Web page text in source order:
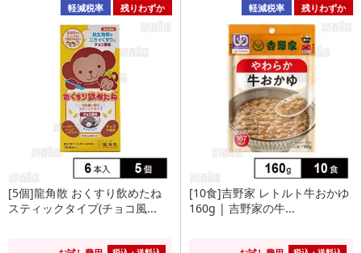
軽減税率 残りわずか
[5個]龍角散 おくすり飲めたね
スティックタイプ(チョコ風...
軽減税率 残りわずか
[10食]吉野家 レトルト牛おかゆ
160g | 吉野家の牛...